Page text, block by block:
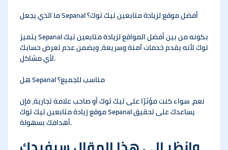
ما الذي يجعل Sepanal أفضل موقع لزيادة متابعين تيك توك؟
يتميز Sepanal بكونه من بين أفضل المواقع لزيادة متابعين تيك
توك لأنه يقدم خدمات آمنة وسريعة، ويضمن عدم تعرض حسابك
لأي مشاكل.
هل Sepanal مناسب للجميع؟
نعم، سواء كنت مؤثرًا على تيك توك أو صاحب علامة تجارية، فإن
موقع زيادة متابعين تيك توك Sepanal يساعدك على تحقيق
أهدافك بسهولة.